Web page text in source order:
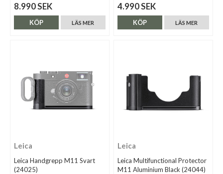
8.990 SEK
LÄS MER
KÖP
4.990 SEK
LÄS MER
KÖP
Leica
Leica Handgrepp M11 Svart
(24025)
Leica
Leica Multifunctional Protector
M11 Aluminium Black (24044)